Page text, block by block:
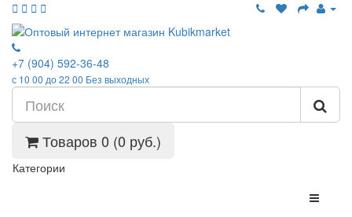
+7 (904) 592-36-48
с 10 00 до 22 00 Без выходных
Товаров 0 (0 руб.)
Категории